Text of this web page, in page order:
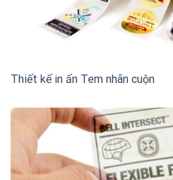
Thiết kế in ấn Tem nhãn cuộn